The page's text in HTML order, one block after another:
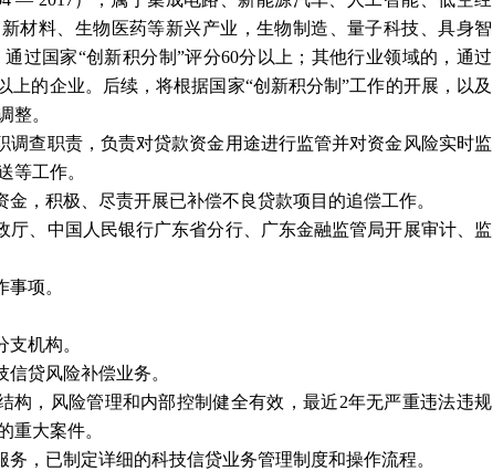
材料、生物医药等新兴产业，生物制造、量子科技、具身智
过国家“创新积分制”评分60分以上；其他行业领域的，通过
上的企业。后续，将根据国家“创新积分制”工作的开展，以及
整。
查职责，负责对贷款资金用途进行监管并对资金风险实时监
等工作。
，积极、尽责开展已补偿不良贷款项目的追偿工作。
、中国人民银行广东省分行、广东金融监管局开展审计、监
项。
机构。
贷风险补偿业务。
，风险管理和内部控制健全有效，最近2年无严重违法违规
重大案件。
，已制定详细的科技信贷业务管理制度和操作流程。